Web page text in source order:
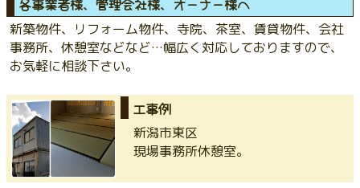
新築物件、リフォーム物件、寺院、茶室、賃貸物件、会社
事務所、休憩室などなど…幅広く対応しておりますので、
お気軽に相談下さい。
工事例
新潟市東区
現場事務所休憩室。